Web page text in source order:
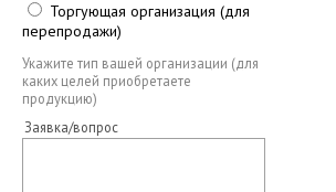
Торгующая организация (для
перепродажи)
Укажите тип вашей организации (для
каких целей приобретаете
продукцию)
Заявка/вопрос